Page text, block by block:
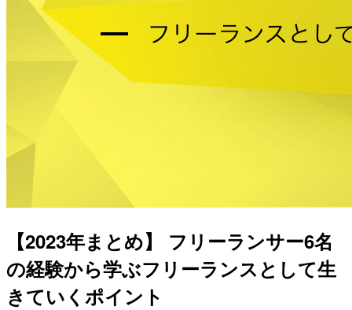
【2023年まとめ】 フリーランサー6名
の経験から学ぶフリーランスとして生
きていくポイント